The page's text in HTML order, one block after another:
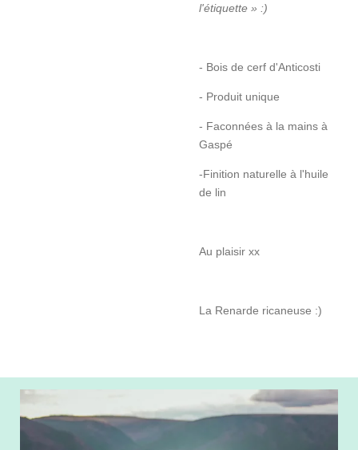
l'étiquette » :)
- Bois de cerf d'Anticosti
- Produit unique
- Faconnées à la mains à
Gaspé
-Finition naturelle à l'huile
de lin
Au plaisir xx
La Renarde ricaneuse :)